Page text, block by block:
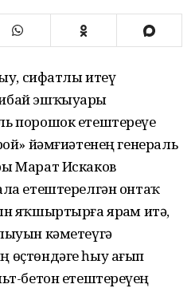
сифатлы итеү
эшҡыуары
порошок етештереүҙе
йәмғиәтенең генераль
Марат Искаков
етештерелгән онтаҡ
яҡшыртырға ярҙам итә,
кәметеүгә
һыу ағып
бетон етештереүҙең